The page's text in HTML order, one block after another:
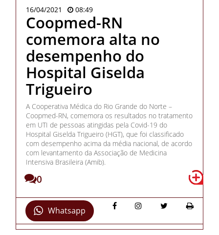
16/04/2021 08:49
Coopmed-RN
comemora alta no
desempenho do
Hospital Giselda
Trigueiro
A Cooperativa Médica do Rio Grande do Norte –
Coopmed-RN, comemora os resultados no tratamento
em UTI de pessoas atingidas pela Covid-19 do
Hospital Giselda Trigueiro (HGT), que foi classificado
com desempenho acima da média nacional, de acordo
com levantamento da Associação de Medicina
Intensiva Brasileira (Amib).
0
Whatsapp